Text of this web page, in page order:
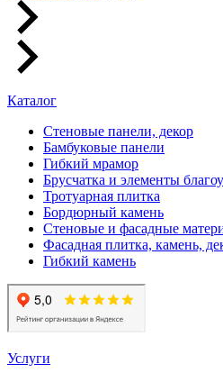
Каталог
Стеновые панели, декор
Бамбуковые панели
Гибкий мрамор
Брусчатка и элементы
Тротуарная плитка
Бордюрный камень
Стеновые и фасадные
Фасадная плитка, камень,
Гибкий камень
Услуги